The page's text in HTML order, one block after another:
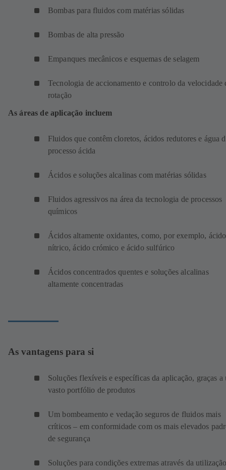
Bombas para fluidos com matérias sólidas
Bombas de alta pressão
Empanques mecânicos e esquemas de selagem
Tecnologia de accionamento e controlo da velocidade
rotação
As áreas de aplicação incluem
Fluidos que contêm cloretos, ácidos redutores e água
processo ácida
Ácidos e soluções alcalinas com matérias sólidas
Fluidos agressivos na área da tecnologia de processos
químicos
Ácidos altamente oxidantes, como, por exemplo, ácido
nítrico, ácido crómico e ácido sulfúrico
Ácidos concentrados quentes e soluções alcalinas
altamente concentradas
As vantagens para si
Soluções flexíveis e específicas da aplicação, graças a
vasto portfólio de produtos
Um bombeamento e vedação seguros de fluidos mais
críticos – em conformidade com os mais elevados
de segurança
Soluções para condições extremas através da